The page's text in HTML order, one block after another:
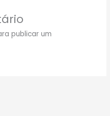
publicar um